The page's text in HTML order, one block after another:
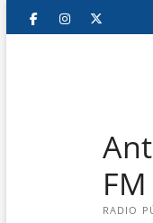
Saltar
FacebookInstagram
RADIO